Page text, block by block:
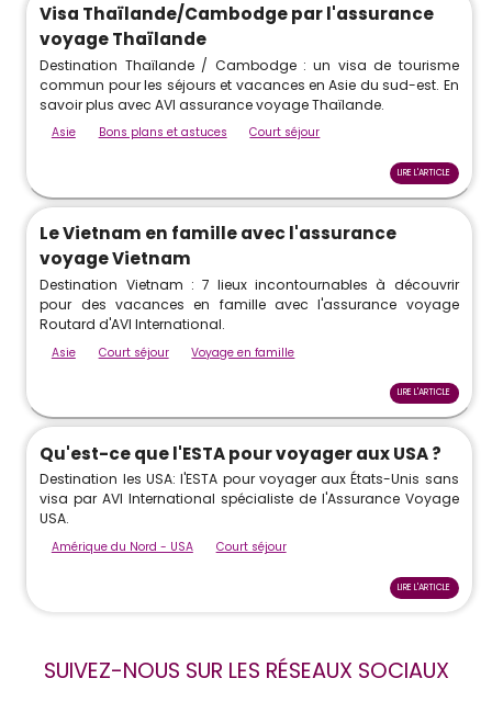
Visa Thaïlande/Cambodge par l'assurance
voyage Thaïlande
Destination Thaïlande / Cambodge : un visa de tourisme
commun pour les séjours et vacances en Asie du sud-est. En
savoir plus avec AVI assurance voyage Thaïlande.
Asie Bons plans et astuces Court séjour
LIRE L'ARTICLE
Le Vietnam en famille avec l'assurance
voyage Vietnam
Destination Vietnam : 7 lieux incontournables à découvrir
pour des vacances en famille avec l'assurance voyage
Routard d'AVI International.
Asie Court séjour Voyage en famille
LIRE L'ARTICLE
Qu'est-ce que l'ESTA pour voyager aux USA ?
Destination les USA: l'ESTA pour voyager aux États-Unis sans
visa par AVI International spécialiste de l'Assurance Voyage
USA.
Amérique du Nord - USA Court séjour
LIRE L'ARTICLE
SUIVEZ-NOUS SUR LES RÉSEAUX SOCIAUX